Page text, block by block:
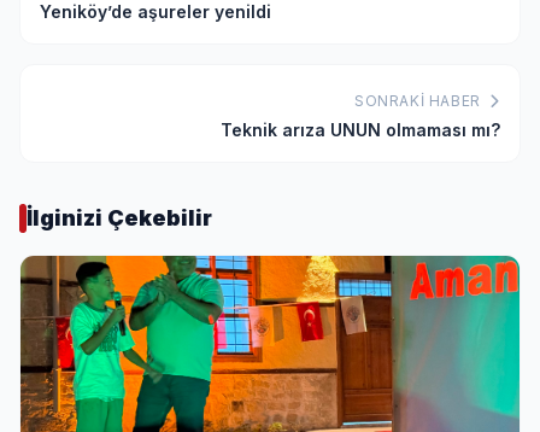
Yeniköy’de aşureler yenildi
SONRAKI HABER
Teknik arıza UNUN olmaması mı?
İlginizi Çekebilir